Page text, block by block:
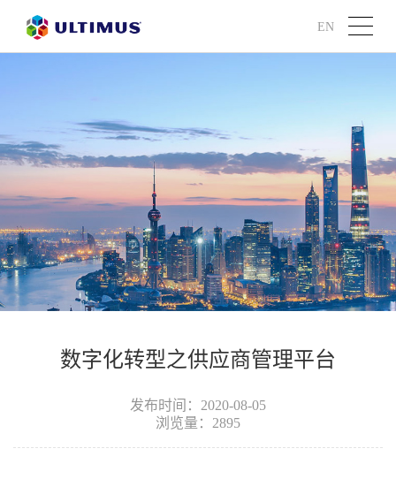
EN
数字化转型之供应商管理平台
发布时间：2020-08-05
浏览量：2895